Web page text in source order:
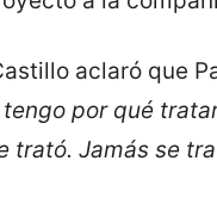
aclaró que
tengo por qué
trató. Jamás se